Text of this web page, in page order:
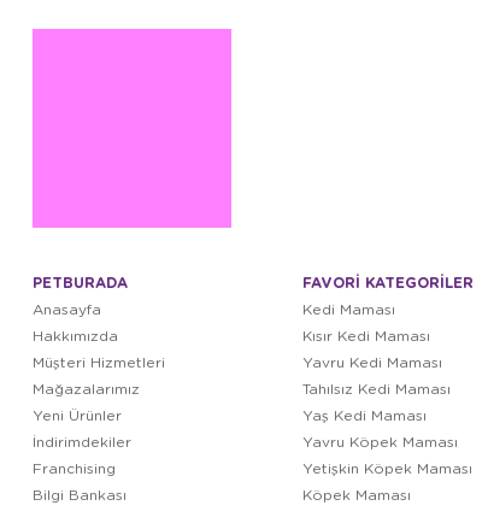
PETBURADA
Anasayfa
Hakkımızda
Müşteri Hizmetleri
Mağazalarımız
Yeni Ürünler
İndirimdekiler
Franchising
Bilgi Bankası
FAVORİ KATEGORİLER
Kedi Maması
Kısır Kedi Maması
Yavru Kedi Maması
Tahılsız Kedi Maması
Yaş Kedi Maması
Yavru Köpek Maması
Yetişkin Köpek Maması
Köpek Maması